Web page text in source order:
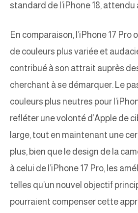
standard de l’iPhone 18, attendu
En comparaison, l’iPhone 17
de couleurs plus variée et
contribué à son attrait auprès
cherchant à se démarquer. Le
couleurs plus neutres pour
refléter une volonté d’Apple de
large, tout en maintenant une
plus, bien que le design de la
à celui de l’iPhone 17 Pro, les
telles qu’un nouvel objectif
pourraient compenser cette